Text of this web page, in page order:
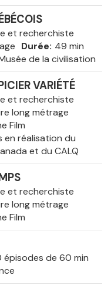
et recherchiste
Durée 49 min
de la civilisation
VARIÉTÉ
et recherchiste
long métrage
Film
en réalisation du
et du CALQ
et recherchiste
long métrage
Film
épisodes de 60 min